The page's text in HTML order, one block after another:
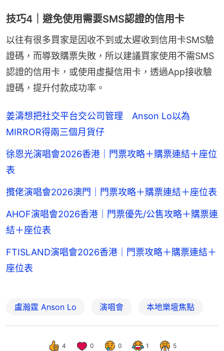
技巧4｜避免使用需要SMS認證的信用卡
以往有很多買家是因收不到或太遲收到信用卡SMS驗
證碼，而導致購票失敗，所以建議買家使用不需SMS
認證的信用卡，或使用虛擬信用卡，透過App接收驗
證碼，提升付款成功率。
姜濤想把社交平台交公司管理 Anson Lo以為
MIRROR得兩三個月貨仔
徐恩光演唱會2026香港｜門票攻略＋購票連結＋座位
表
攬佬演唱會2026澳門｜門票攻略＋購票連結＋座位表
AHOF演唱會2026香港｜門票優先/公售攻略＋購票連
結＋座位表
FTISLAND演唱會2026香港｜門票攻略＋購票連結＋
座位表
盧瀚霆 Anson Lo 演唱會 本地樂壇焦點
4 0 0 1 5